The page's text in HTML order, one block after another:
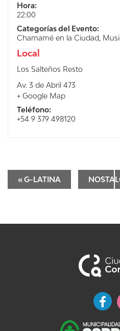
Hora:
22:00
Categorías del Evento:
Chamamé en la Ciudad,
Local
Los Salteños Resto
Av. 3 de Abril 473
+ Google Map
Teléfono:
+54 9 379 498120
«G-LATINA